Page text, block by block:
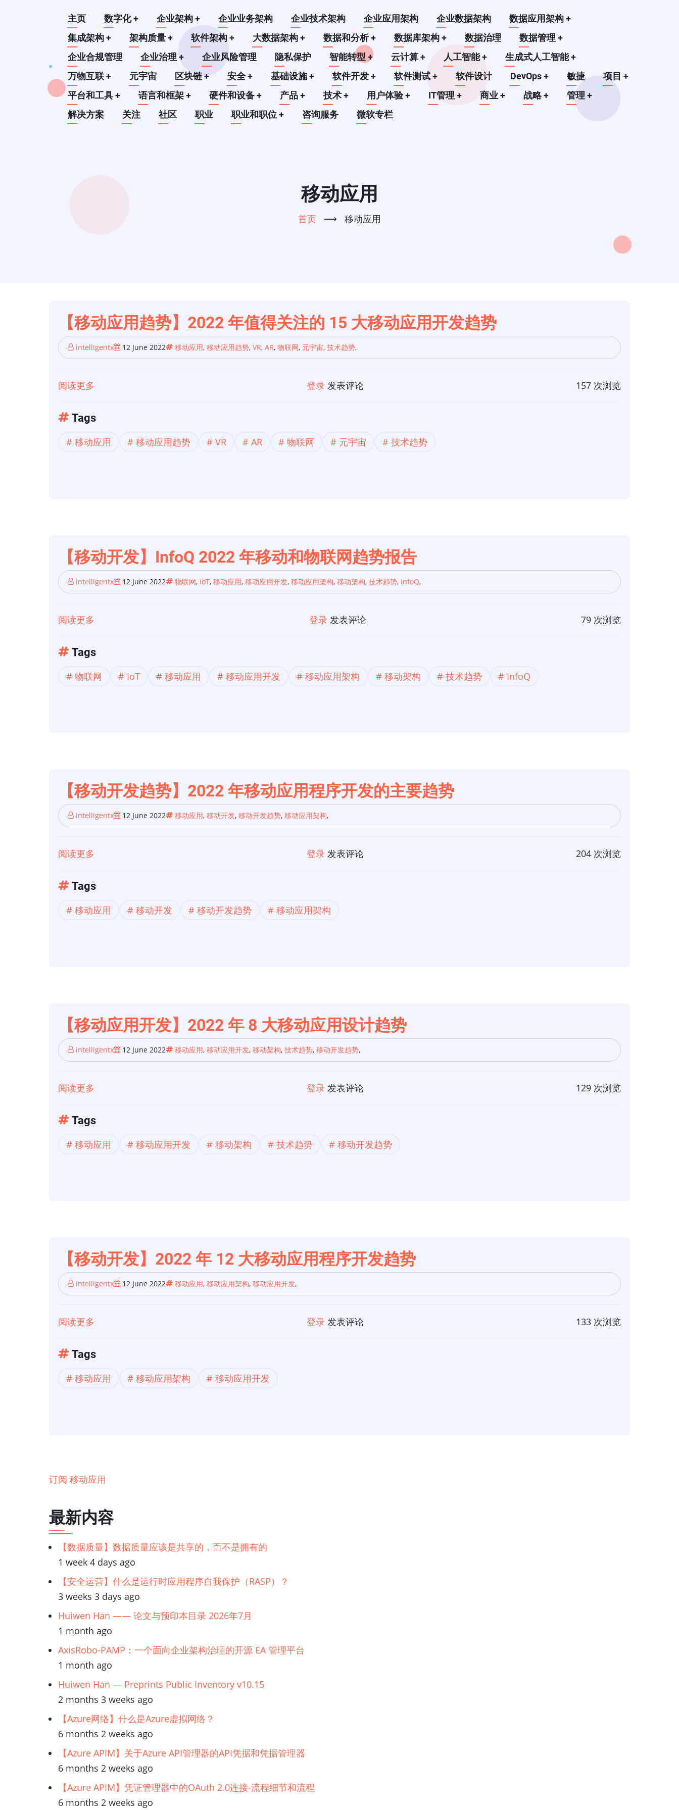
Main
navigation
主页 数字化+ 企业架构+ 企业业务架构 企业技术架构 企业应用架构 企业数据架构 数据应用架构+
集成架构+ 架构质量+ 软件架构+ 大数据架构+ 数据和分析+ 数据库架构+ 数据治理 数据管理+
企业合规管理
企业治理+ 企业风险管理 隐私保护 智能转型+ 云计算+ 人工智能+ 生成式人工智能+
万物互联+ 元宇宙 区块链+ 安全+ 基础设施+ 软件开发+ 软件测试+ 软件设计 DevOps+ 敏捷 项目+
平台和工具+ 语言和框架+ 硬件和设备+ 产品+ 技术+ 用户体验+ IT管理+ 商业+ 战略+ 管理+
解决方案
关注 社区 职业 职业和职位+ 咨询服务 微软专栏
移动应用
首页 ⟶ 移动应用
【移动应用趋势】2022 年值得关注的 15 大移动应用开发趋势
intelligentx 12 June 2022 移动应用, 移动应用趋势, VR, AR, 物联网, 元宇宙, 技术趋势,
阅读更多
【移
应
得
关
注
的
动
应
登录 发表评论 157 次浏览
Tags
移动应用 移动应用趋势 VR AR 物联网 元宇宙 技术趋势
【移动开发】InfoQ 2022 年移动和物联网趋势报告
intelligentx 12 June 2022 物联网, IoT, 移动应用, 移动应用开发, 移动应用架构, 移动架构, 技术趋势, InfoQ,
阅读更多
【移
开
和
物
联
告
登录 发表评论 79 次浏览
Tags
物联网 IoT 移动应用 移动应用开发 移动应用架构 移动架构 技术趋势 InfoQ
【移动开发趋势】2022 年移动应用程序开发的主要趋势
intelligentx 12 June 2022 移动应用, 移动开发, 移动开发趋势, 移动应用架构,
阅读更多
【移
开
动
应
用
程
的
主
登录 发表评论 204 次浏览
Tags
移动应用 移动开发 移动开发趋势 移动应用架构
【移动应用开发】2022 年 8 大移动应用设计趋势
intelligentx 12 June 2022 移动应用, 移动应用开发, 移动架构, 技术趋势, 移动开发趋势,
阅读更多
【移
应
大
移
动
趋
势
登录 发表评论 129 次浏览
Tags
移动应用 移动应用开发 移动架构 技术趋势 移动开发趋势
【移动开发】2022 年 12 大移动应用程序开发趋势
intelligentx 12 June 2022 移动应用, 移动应用架构, 移动应用开发,
阅读更多
【移
开
移
动
用
序
开
发
趋
势
登录 发表评论 133 次浏览
Tags
移动应用 移动应用架构 移动应用开发
订阅 移动应用
最新内容
【数据质量】数据质量应该是共享的，而不是拥有的
1 week 4 days ago
【安全运营】什么是运行时应用程序自我保护（RASP）？
3 weeks 3 days ago
Huiwen Han —— 论文与预印本目录 2026年7月
1 month ago
AxisRobo-PAMP：一个面向企业架构治理的开源 EA 管理平台
1 month ago
Huiwen Han — Preprints Public Inventory v10.15
2 months 3 weeks ago
【Azure网络】什么是Azure虚拟网络？
6 months 2 weeks ago
【Azure APIM】关于Azure API管理器的API凭据和凭据管理器
6 months 2 weeks ago
【Azure APIM】凭证管理器中的OAuth 2.0连接-流程细节和流程
6 months 2 weeks ago